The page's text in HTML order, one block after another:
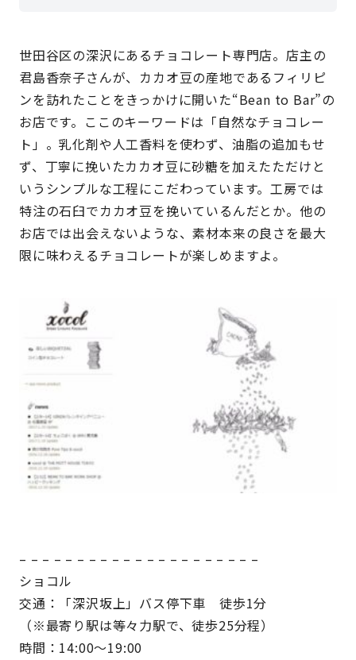
世田谷区の深沢にあるチョコレート専門店。店主の
君島香奈子さんが、カカオ豆の産地であるフィリピ
ンを訪れたことをきっかけに開いた“Bean to Bar”の
お店です。ここのキーワードは「自然なチョコレー
ト」。乳化剤や人工香料を使わず、油脂の追加もせ
ず、丁寧に挽いたカカオ豆に砂糖を加えたただけと
いうシンプルな工程にこだわっています。工房では
特注の石臼でカカオ豆を挽いているんだとか。他の
お店では出会えないような、素材本来の良さを最大
限に味わえるチョコレートが楽しめますよ。
– – – – – – – – – – – – – – – – – – – – –
ショコル
交通：「深沢坂上」バス停下車 徒歩1分
（※最寄り駅は等々力駅で、徒歩25分程）
時間：14:00～19:00